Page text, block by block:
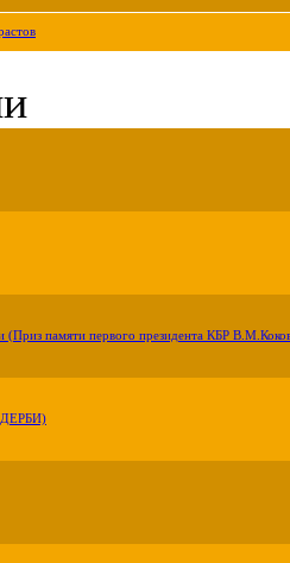
(Приз памяти первого президента КБР